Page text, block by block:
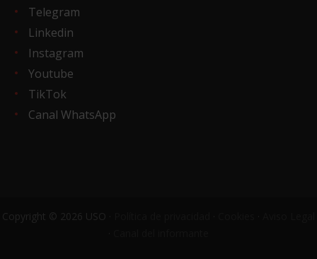
Telegram
Linkedin
Instagram
Youtube
TikTok
Canal WhatsApp
Copyright © 2026 USO ·